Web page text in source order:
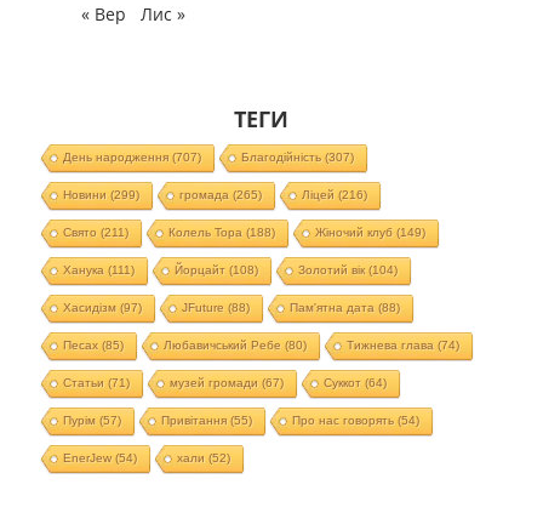
« Вер
Лис »
ТЕГИ
День народження(707) Благодійність (307)
Новини (299) громада (265) Ліцей (216)
Свято (211) Колель Тора (188) Жіночий клуб (149)
Ханука (111) Йорцайт (108) Золотий вік(104)
Хасидізм (97) JFuture (88) Пам'ятна дата (88)
Песах(85) Любавичський Ребе (80) Тижнева глава (74)
Статьи (71) музей громади (67) Суккот (64)
Пурім (57) Привітання(55) Про нас говорять (54)
EnerJew(54) хали (52)